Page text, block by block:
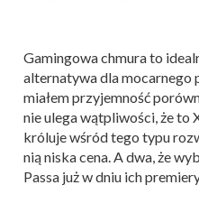
Gamingowa chmura to
alternatywa dla mocarnego
miałem przyjemność
nie ulega wątpliwości, że to
króluje wśród tego typu
nią niska cena. A dwa, że
Passa już w dniu ich